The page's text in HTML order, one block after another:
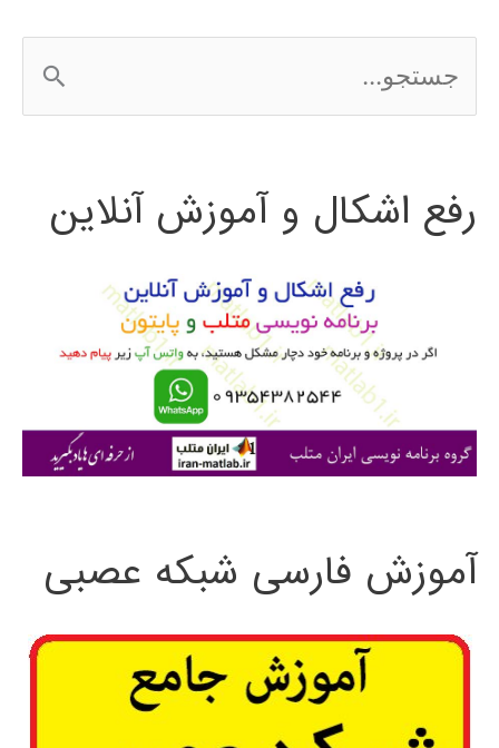
س
ج
ی
رفع اشکال و آموزش آنلاین
آموزش فارسی شبکه عصبی